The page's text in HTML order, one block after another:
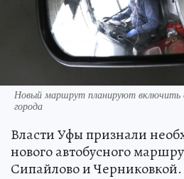
Новый маршрут планируют включить
города
Власти Уфы признали
нового автобусного
Сипайлово и